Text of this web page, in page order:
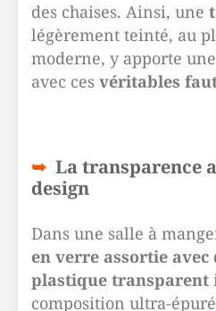
des chaises. Ainsi, une
légèrement teinté, au
moderne, y apporte
avec ces véritables
La transparence
design
Dans une salle à
en verre assortie avec
plastique transparent
composition ultra-